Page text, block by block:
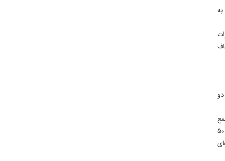
عمومی سازمان ملل به‌صورت تلفنی مذاکره کردند. قیمت دلار 4 مهر آن سال حدود 3 هزار و 50